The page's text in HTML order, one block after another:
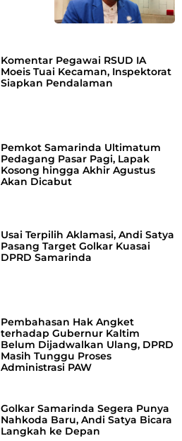
Komentar Pegawai RSUD IA
Moeis Tuai Kecaman, Inspektorat
Siapkan Pendalaman
Pemkot Samarinda Ultimatum
Pedagang Pasar Pagi, Lapak
Kosong hingga Akhir Agustus
Akan Dicabut
Usai Terpilih Aklamasi, Andi Satya
Pasang Target Golkar Kuasai
DPRD Samarinda
Pembahasan Hak Angket
terhadap Gubernur Kaltim
Belum Dijadwalkan Ulang, DPRD
Masih Tunggu Proses
Administrasi PAW
Golkar Samarinda Segera Punya
Nahkoda Baru, Andi Satya Bicara
Langkah ke Depan